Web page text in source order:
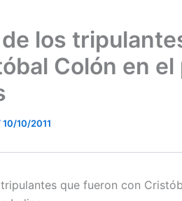
los
Colón en
10/10/2011
que fueron con